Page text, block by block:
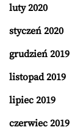
luty 2020
styczeń 2020
grudzień 2019
listopad 2019
lipiec 2019
czerwiec 2019